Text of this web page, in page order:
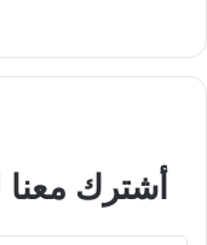
أشترك معنا